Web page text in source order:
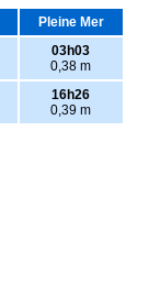
Pleine Mer
03h03
0,38 m
16h26
0,39 m